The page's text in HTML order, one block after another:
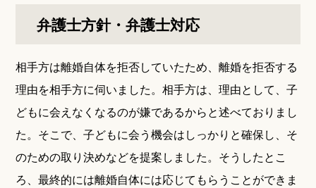
弁護士方針・弁護士対応
相手方は離婚自体を拒否していたため、離婚を拒否する
理由を相手方に伺いました。相手方は、理由として、子
どもに会えなくなるのが嫌であるからと述べておりまし
た。そこで、子どもに会う機会はしっかりと確保し、そ
のための取り決めなどを提案しました。そうしたとこ
ろ、最終的には離婚自体には応じてもらうことができま